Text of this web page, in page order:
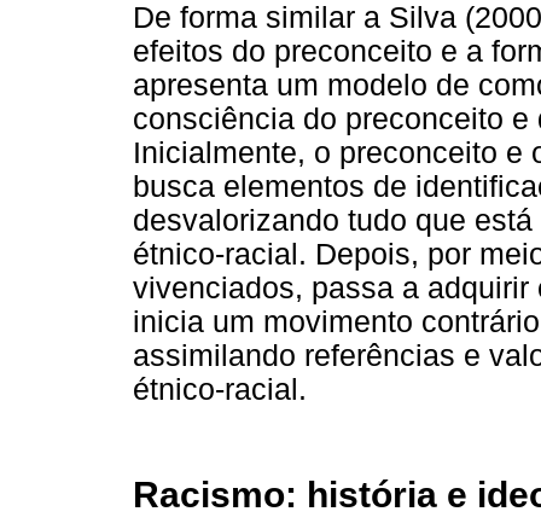
De forma similar a Silva
efeitos do preconceito e a
apresenta um modelo de
consciência do preconceito
Inicialmente, o preconceito e
busca elementos de
desvalorizando tudo que
étnico-racial. Depois, por
vivenciados, passa a
inicia um movimento
assimilando referências e
étnico-racial.
Racismo: história e